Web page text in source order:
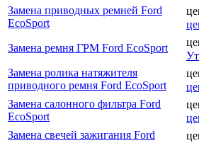
Замена приводных ремней Ford
EcoSport
Замена ремня ГРМ Ford EcoSport
Замена ролика натяжителя
приводного ремня Ford EcoSport
Замена салонного фильтра Ford
EcoSport
Замена свечей зажигания Ford